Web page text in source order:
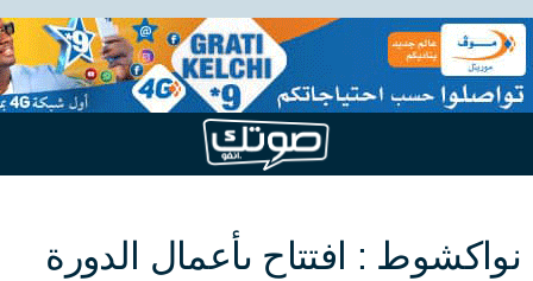
نواكشوط : افتتاح ىأعمال الدورة